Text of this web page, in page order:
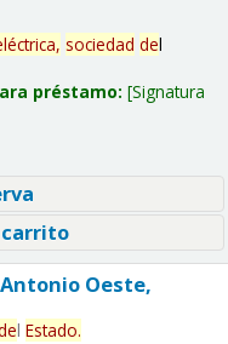
sociedad del
préstamo: Signatura
Oeste,
l Estado.